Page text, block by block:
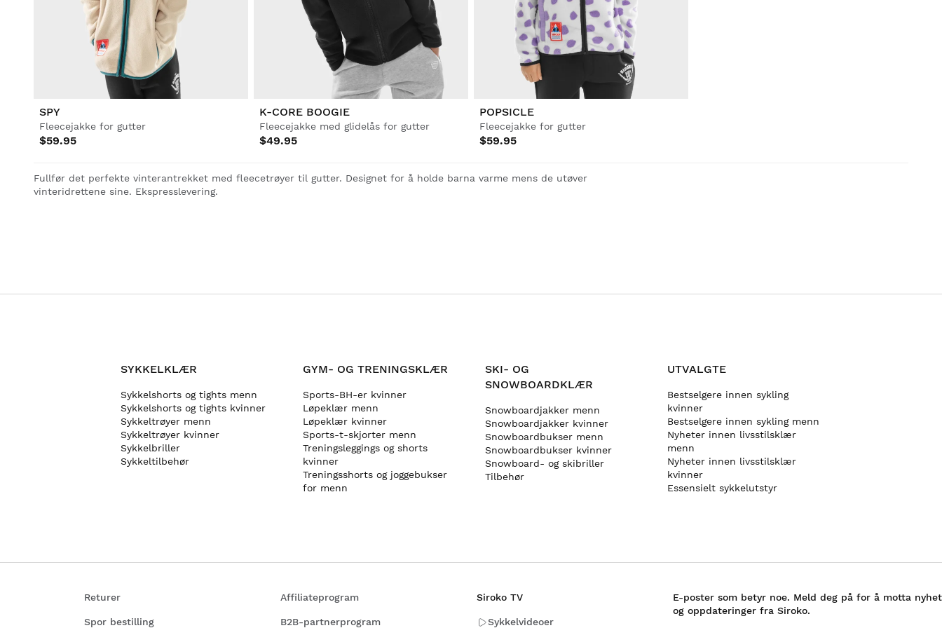
Se alle Menn
Se alle Dame
Se alle Barn
SPY
Fleecejakke for gutter
$59.95
K-CORE BOOGIE
Fleecejakke med glidelås for gutter
$49.95
POPSICLE
Fleecejakke for gutter
$59.95
Fullfør det perfekte vinterantrekket med fleecetrøyer til gutter. Designet for å holde barna varme mens de utøver
vinteridrettene sine. Ekspresslevering.
SYKKELKLÆR
Sykkelshorts og tights menn
Sykkelshorts og tights kvinner
Sykkeltrøyer menn
Sykkeltrøyer kvinner
Sykkelbriller
Sykkeltilbehør
GYM- OG TRENINGSKLÆR
Sports-BH-er kvinner
Løpeklær menn
Løpeklær kvinner
Sports-t-skjorter menn
Treningsleggings og shorts
kvinner
Treningsshorts og joggebukser
for menn
SKI- OG
SNOWBOARDKLÆR
Snowboardjakker menn
Snowboardjakker kvinner
Snowboardbukser menn
Snowboardbukser kvinner
Snowboard- og skibriller
Tilbehør
UTVALGTE
Bestselgere innen sykling
kvinner
Bestselgere innen sykling menn
Nyheter innen livsstilsklær
menn
Nyheter innen livsstilsklær
kvinner
Essensielt sykkelutstyr
Returer Affiliateprogram
Spor bestilling B2B-partnerprogram
Siroko TV
Sykkelvideoer
E-poster som betyr noe. Meld deg på for å motta
og oppdateringer fra Siroko.